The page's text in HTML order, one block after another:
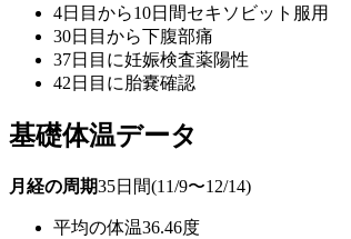
4日目から10日間セキソビット服用
30日目から下腹部痛
37日目に妊娠検査薬陽性
42日目に胎嚢確認
基礎体温データ
月経の周期35日間(11/9〜12/14)
平均の体温36.46度